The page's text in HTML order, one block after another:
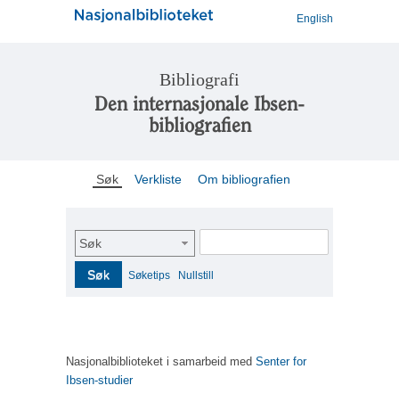
English
Bibliografi
Den internasjonale Ibsen-
bibliografien
Søk Verkliste Om bibliografien
Søk
Søk Søketips Nullstill
Nasjonalbiblioteket i samarbeid med Senter for
Ibsen-studier